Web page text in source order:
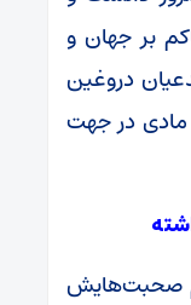
بر جهان و
دروغین
در جهت
صحبت‌هایش